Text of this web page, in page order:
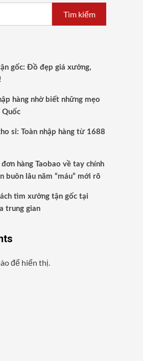
Tìm kiếm
gốc: Đồ đẹp giá xưởng,
hàng nhờ biết những mẹo
Quốc
sỉ: Toàn nhập hàng từ 1688
hàng Taobao về tay chính
buôn lâu năm “máu” mới rõ
tìm xưởng tận gốc tại
trung gian
để hiển thị.